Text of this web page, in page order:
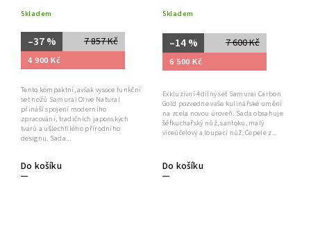
Skladem
7 857 Kč
–37 %
4 900 Kč
Do košíku
Tento kompaktní, avšak vysoce funkční
set nožů Samurai Olive Natural
přináší spojení moderního
zpracování, tradičních japonských
tvarů a ušlechtilého přírodního
designu. Sada...
Skladem
7 600 Kč
–14 %
6 500 Kč
Do košíku
Exkluzivní 4dílný set Samurai Carbon
Gold pozvedne vaše kulinářské umění
na zcela novou úroveň. Sada obsahuje
šéfkuchařský nůž, santoku, malý
víceúčelový a loupací nůž. Čepele z...